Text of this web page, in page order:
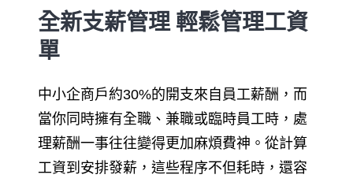
全新支薪管理 輕鬆管理工資
單
中小企商戶約30%的開支來自員工薪酬，而
當你同時擁有全職、兼職或臨時員工時，處
理薪酬一事往往變得更加麻煩費神。從計算
工資到安排發薪，這些程序不但耗時，還容